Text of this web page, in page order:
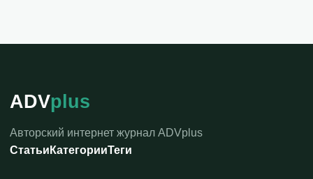
ADVplus
Авторский интернет журнал ADVplus
Статьи КатегорииТеги